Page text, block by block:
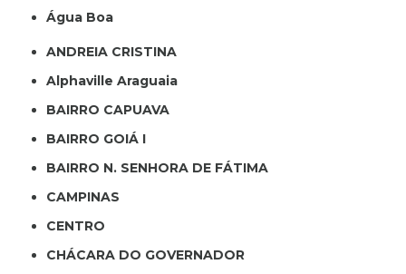
Água Boa
ANDREIA CRISTINA
Alphaville Araguaia
BAIRRO CAPUAVA
BAIRRO GOIÁ I
BAIRRO N. SENHORA DE FÁTIMA
CAMPINAS
CENTRO
CHÁCARA DO GOVERNADOR